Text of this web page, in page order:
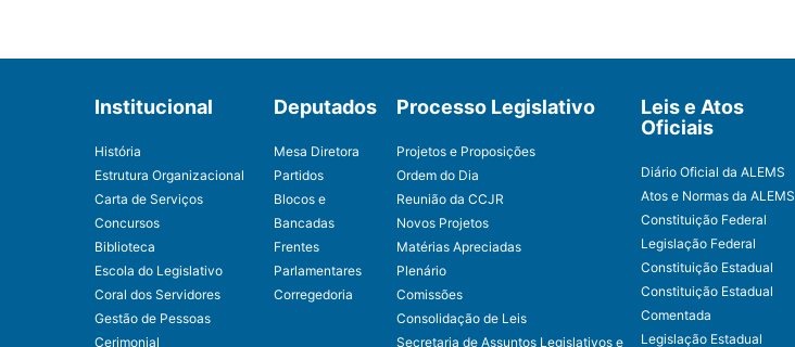
Institucional
História
Estrutura Organizacional
Carta de Serviços
Concursos
Biblioteca
Escola do Legislativo
Coral dos Servidores
Gestão de Pessoas
Cerimonial
Deputados
Mesa Diretora
Partidos
Blocos e
Bancadas
Frentes
Parlamentares
Corregedoria
Processo Legislativo
Projetos e Proposições
Ordem do Dia
Reunião da CCJR
Novos Projetos
Matérias Apreciadas
Plenário
Comissões
Consolidação de Leis
Secretaria de Assuntos Legislativos e
Leis e Atos
Oficiais
Diário Oficial da ALEMS
Atos e Normas da ALEMS
Constituição Federal
Legislação Federal
Constituição Estadual
Constituição Estadual
Comentada
Legislação Estadual